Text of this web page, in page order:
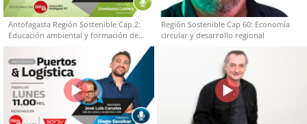
Antofagasta Región Sostenible Cap.2:
Educación ambiental y formación de
capacidades técnicas
Región Sostenible Cap 60: Economía
circular y desarrollo regional